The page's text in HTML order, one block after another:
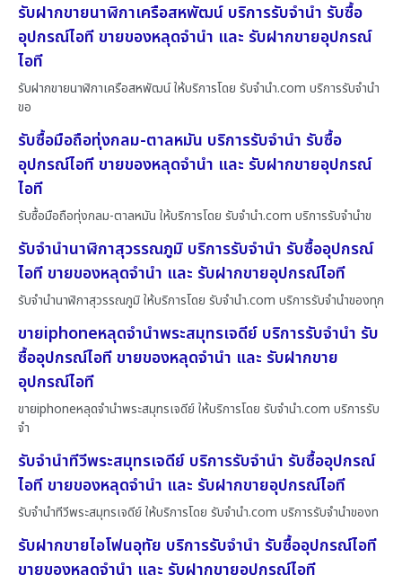
รับฝากขายนาฬิกาเครือสหพัฒน์ บริการรับจำนำ รับซื้อ
อุปกรณ์ไอที ขายของหลุดจำนำ และ รับฝากขายอุปกรณ์
ไอที
รับฝากขายนาฬิกาเครือสหพัฒน์ ให้บริการโดย รับจํานํา.com บริการรับจำนำ
ขอ
รับซื้อมือถือทุ่งกลม-ตาลหมัน บริการรับจำนำ รับซื้อ
อุปกรณ์ไอที ขายของหลุดจำนำ และ รับฝากขายอุปกรณ์
ไอที
รับซื้อมือถือทุ่งกลม-ตาลหมัน ให้บริการโดย รับจํานํา.com บริการรับจำนำข
รับจำนำนาฬิกาสุวรรณภูมิ บริการรับจำนำ รับซื้ออุปกรณ์
ไอที ขายของหลุดจำนำ และ รับฝากขายอุปกรณ์ไอที
รับจำนำนาฬิกาสุวรรณภูมิ ให้บริการโดย รับจํานํา.com บริการรับจำนำของทุก
ขายiphoneหลุดจำนำพระสมุทรเจดีย์ บริการรับจำนำ รับ
ซื้ออุปกรณ์ไอที ขายของหลุดจำนำ และ รับฝากขาย
อุปกรณ์ไอที
ขายiphoneหลุดจำนำพระสมุทรเจดีย์ ให้บริการโดย รับจํานํา.com บริการรับ
จำ
รับจำนำทีวีพระสมุทรเจดีย์ บริการรับจำนำ รับซื้ออุปกรณ์
ไอที ขายของหลุดจำนำ และ รับฝากขายอุปกรณ์ไอที
รับจำนำทีวีพระสมุทรเจดีย์ ให้บริการโดย รับจํานํา.com บริการรับจำนำของท
รับฝากขายไอโฟนอุทัย บริการรับจำนำ รับซื้ออุปกรณ์ไอที
ขายของหลุดจำนำ และ รับฝากขายอุปกรณ์ไอที